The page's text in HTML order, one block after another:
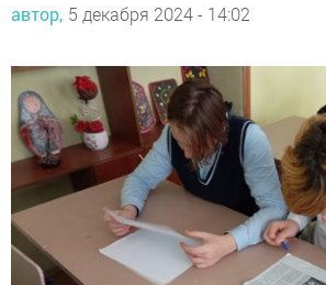
автор, 5 декабря 2024 - 14:02